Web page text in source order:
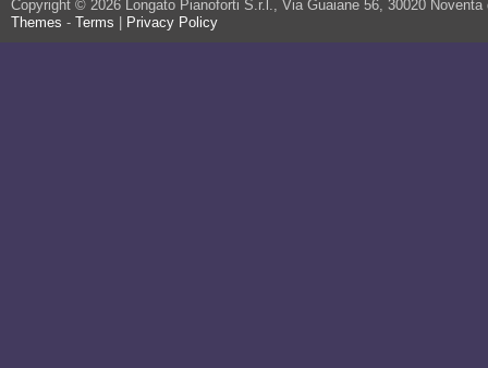
Copyright © 2026 Longato Pianoforti S.r.l., Via Guaiane 56, 30020
Themes - Terms Privacy Policy